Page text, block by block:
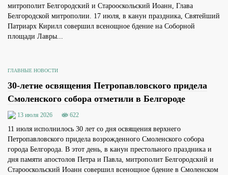
митрополит Белгородский и Старооскольский Иоанн, Глава
Белгородской митрополии. 17 июля, в канун праздника, Святейший
Патриарх Кирилл совершил всенощное бдение на Соборной
площади Лавры...
ГЛАВНЫЕ НОВОСТИ
30-летие освящения Петропавловского придела
Смоленского собора отметили в Белгороде
13 июля 2026 622
11 июля исполнилось 30 лет со дня освящения верхнего
Петропавловского придела возрожденного Смоленского собора
города Белгорода. В этот день, в канун престольного праздника и
дня памяти апостолов Петра и Павла, митрополит Белгородский и
Старооскольский Иоанн совершил всенощное бдение в Смоленском